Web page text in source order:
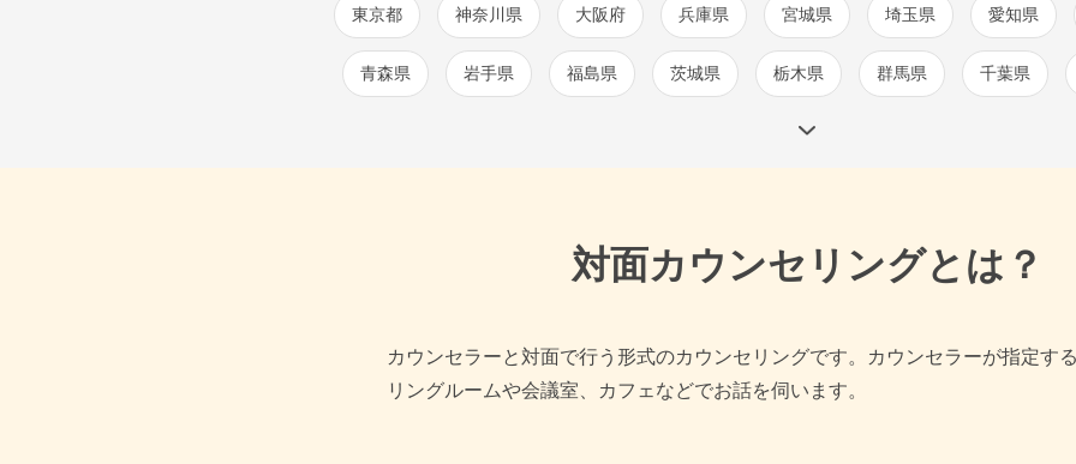
東京都 神奈川県 大阪府 兵庫県 宮城県 埼玉県 愛知県
青森県 岩手県 福島県 茨城県 栃木県 群馬県 千葉県
対面カウンセリングとは？
カウンセラーと対面で行う形式のカウンセリングです。カウンセラーが指定す
リングルームや会議室、カフェなどでお話を伺います。